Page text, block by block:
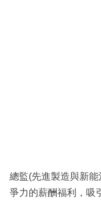
總監(先進製造與新
爭力的薪酬福利，吸